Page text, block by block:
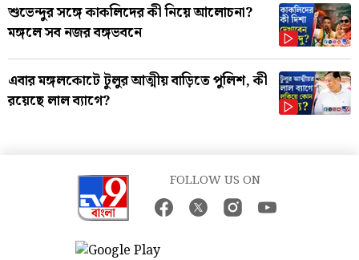
শুভেন্দুর সঙ্গে কাকলিদের কী নিয়ে আলোচনা?
মঙ্গলে সব নজর বঙ্গভবনে
এবার মঙ্গলকোটে টুলুর আত্মীয় বাড়িতে পুলিশ, কী
রয়েছে লাল ব্যাগে?
FOLLOW US ON